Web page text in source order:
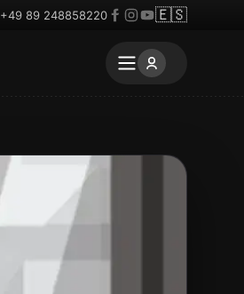
+49 89 248858220 🇪🇸